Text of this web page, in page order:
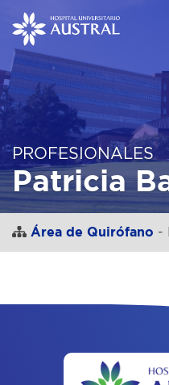
PROFESIONALES
Patricia
Área de Quirófano -